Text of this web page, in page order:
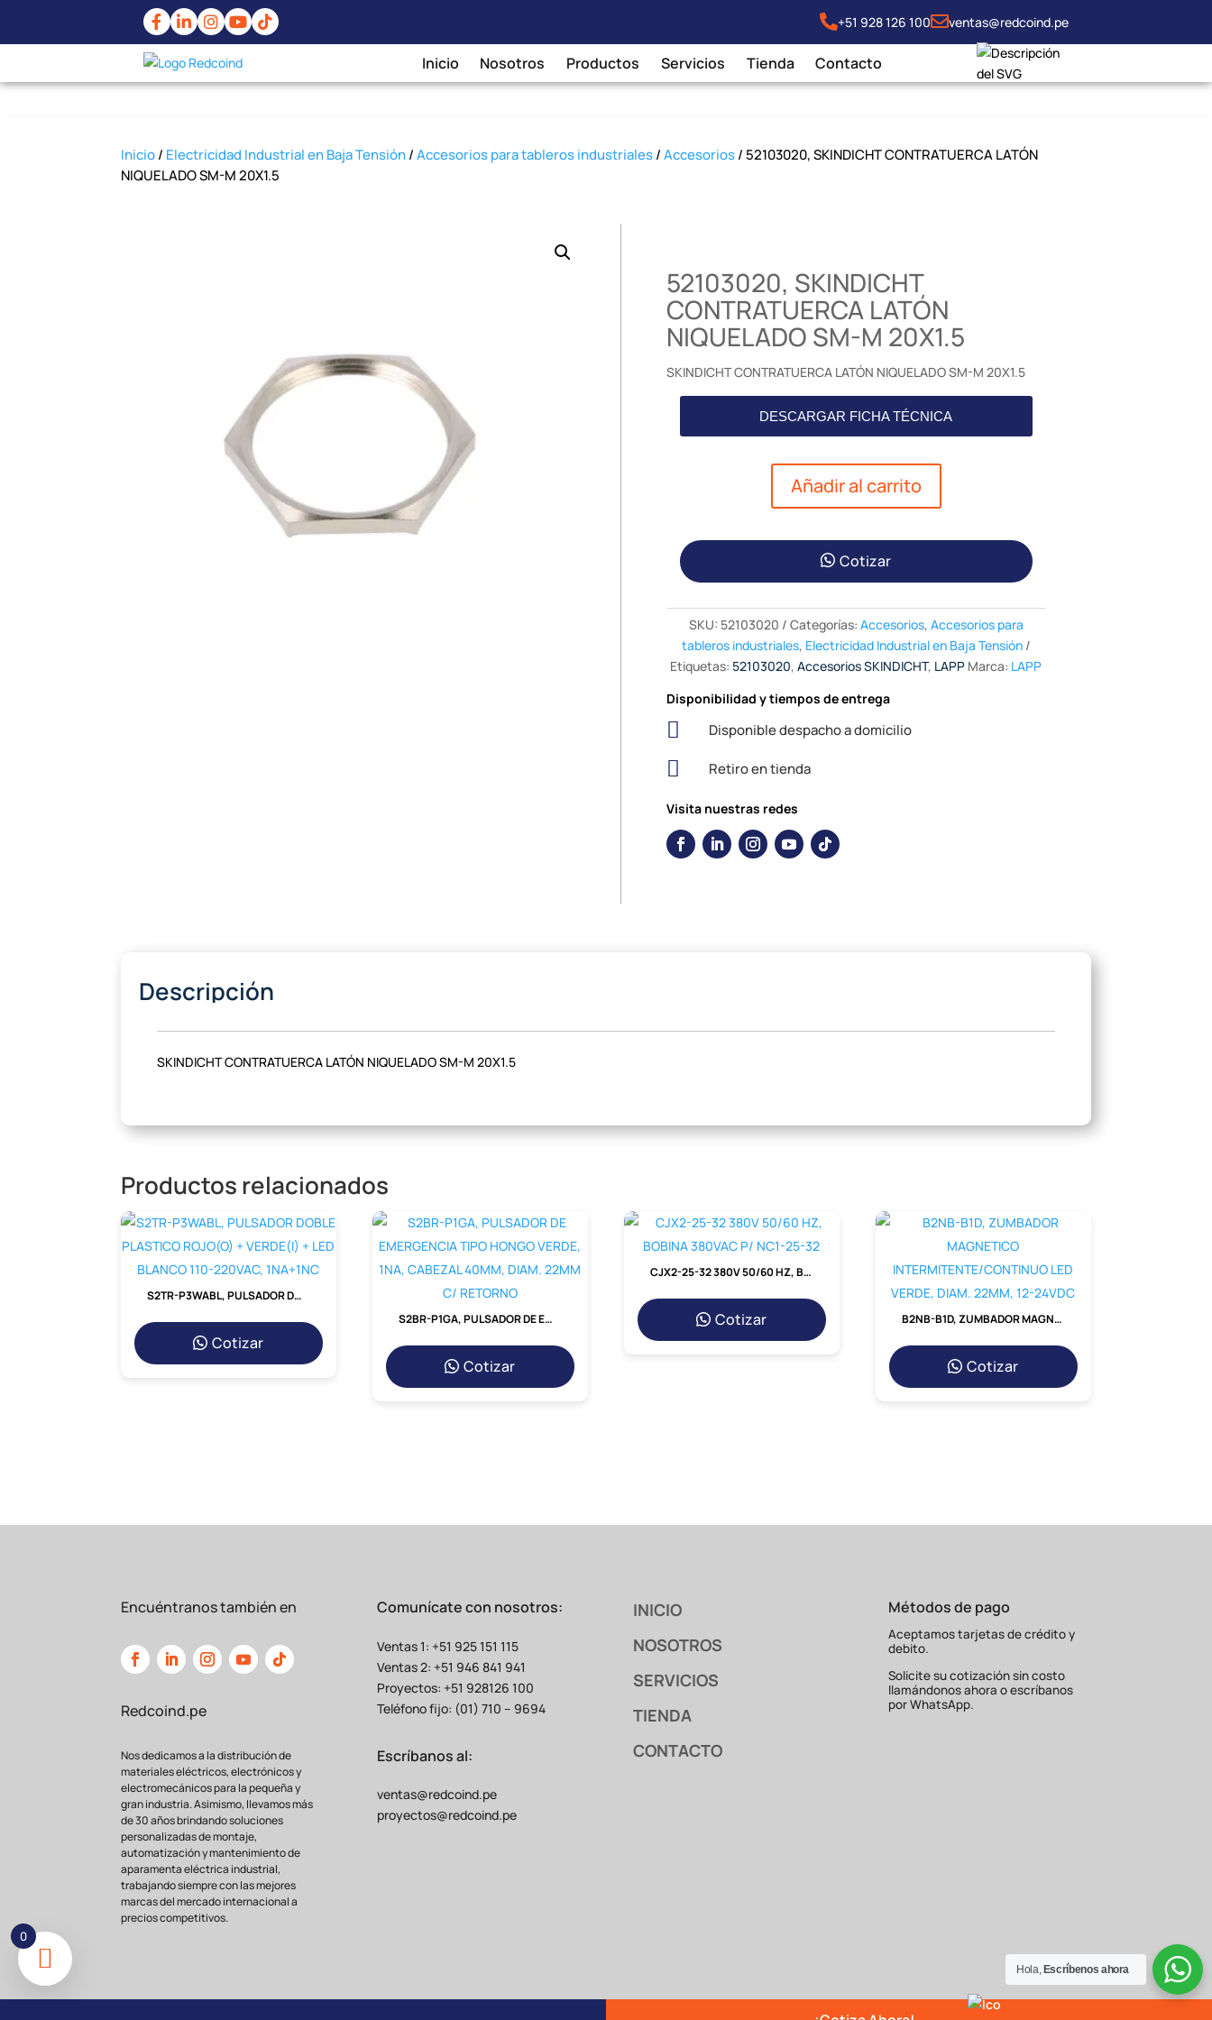
+51 928 126 100 ventas@redcoind.pe
Inicio Nosotros Productos Servicios Tienda Contacto
Inicio/ Electricidad Industrial en Baja Tensión/Accesorios para tableros industriales/Accesorios/ 52103020, SKINDICHT CONTRATUERCA LATÓN
NIQUELADO SM-M 20X1.5
52103020, SKINDICHT
CONTRATUERCA LATÓN
NIQUELADO SM-M 20X1.5
SKINDICHT CONTRATUERCA LATÓN NIQUELADO SM-M 20X1.5
DESCARGAR FICHA TÉCNICA
Añadir al carrito
Cotizar
SKU: 52103020 Categorías: Accesorios, Accesorios para
tableros industriales, Electricidad Industrial en Baja Tensión
Etiquetas: 52103020,Accesorios SKINDICHT, LAPP Marca: LAPP
Disponibilidad y tiempos de entrega
 Disponible despacho a domicilio
 Retiro en tienda
Visita nuestras redes
Descripción
SKINDICHT CONTRATUERCA LATÓN NIQUELADO SM-M 20X1.5
Productos relacionados
S2TR-P3WABL, PULSADOR DOBLE PLASTICO ROJO(O) + VERDE(I) + LED BLANCO 110-220VAC, 1NA+1NC
Cotizar
S2BR-P1GA, PULSADOR DE EMERGENCIA TIPO HONGO VERDE, 1NA, CABEZAL 40MM, DIAM. 22MM C/ RETORNO
Cotizar
CJX2-25-32 380V 50/60 HZ, BOBINA 380VAC P/ NC1-25-32
Cotizar B2NB-B1D, ZUMBADOR MAGNETICO INTERMITENTE/CONTINUO LED VERDE, DIAM. 22MM, 12-24VDC
Cotizar
Encuéntranos también en
Redcoind.pe
Nos dedicamos a la distribución de
materiales eléctricos, electrónicos y
electromecánicos para la pequeña y
gran industria. Asimismo, llevamos más
de 30 años brindando soluciones
personalizadas de montaje,
automatización y mantenimiento de
aparamenta eléctrica industrial,
trabajando siempre con las mejores
marcas del mercado internacional a
precios competitivos.
Comunícate con nosotros:
Ventas 1: +51 925 151 115
Ventas 2: +51 946 841 941
Proyectos: +51 928126 100
Teléfono fijo: (01) 710 – 9694
Escríbanos al:
ventas@redcoind.pe
proyectos@redcoind.pe
INICIO
NOSOTROS
SERVICIOS
TIENDA
CONTACTO
Métodos de pago
Aceptamos tarjetas de crédito y
debito.
Solicite su cotización sin costo
llamándonos ahora o escríbanos
por WhatsApp.
Hola, Escríbenos ahora
0